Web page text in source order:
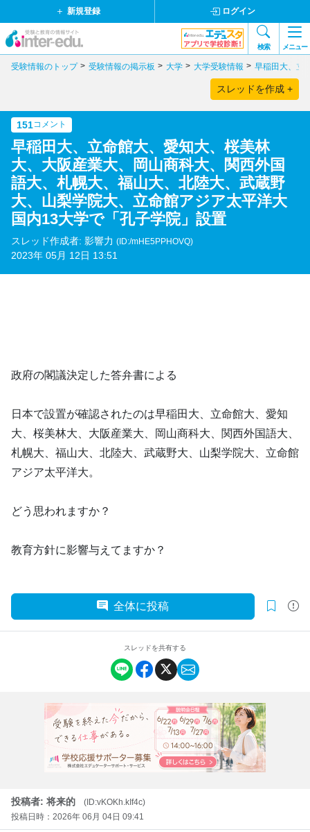
新規登録 ログイン
検索 メニュー
受験情報のトップ 受験情報の掲示板 大学 大学受験情報 早稲田大、立
スレッドを作成 +
151コメント
早稲田大、立命館大、愛知大、桜美林
大、大阪産業大、岡山商科大、関西外国
語大、札幌大、福山大、北陸大、武蔵野
大、山梨学院大、立命館アジア太平洋大
国内13大学で「孔子学院」設置
スレッド作成者: 影響力 (ID:/mHE5PPHOVQ)
2023年 05月 12日 13:51
政府の閣議決定した答弁書による
日本で設置が確認されたのは早稲田大、立命館大、愛知
大、桜美林大、大阪産業大、岡山商科大、関西外国語大、
札幌大、福山大、北陸大、武蔵野大、山梨学院大、立命館
アジア太平洋大。
どう思われますか？
教育方針に影響与えてますか？
全体に投稿
スレッドを共有する
投稿者: 将来的
(ID:vKOKh.kIf4c)
投稿日時：2026年 06月 04日 09:41